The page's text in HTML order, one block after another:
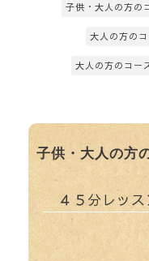
子供・大人の方の
大人の方の
大人の方のコー
子供・大人の方
４５分レッス